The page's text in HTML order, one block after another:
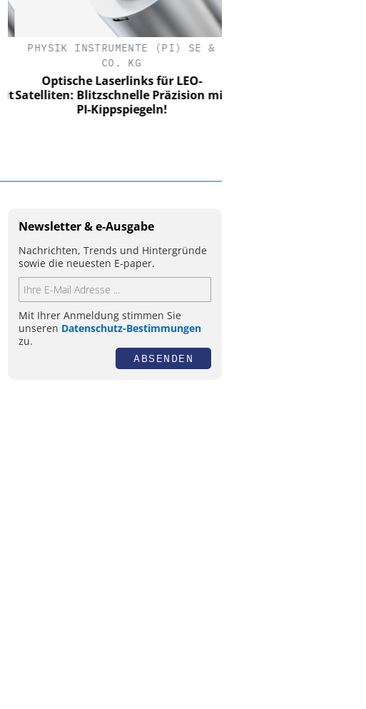
PHYSIK INSTRUMENTE (PI) SE &
CO. KG
Optische Laserlinks für LEO-
Satelliten: Blitzschnelle Präzision mit
PI-Kippspiegeln!
Newsletter & e-Ausgabe
Nachrichten, Trends und Hintergründe
sowie die neuesten E-paper.
Mit Ihrer Anmeldung stimmen Sie
unseren Datenschutz-Bestimmungen
zu.
ABSENDEN